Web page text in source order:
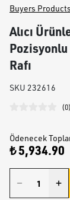
Buyers Products
Alıcı
Rafı
SKU 232616
(0)
Ödenecek
₺ 5,934.90